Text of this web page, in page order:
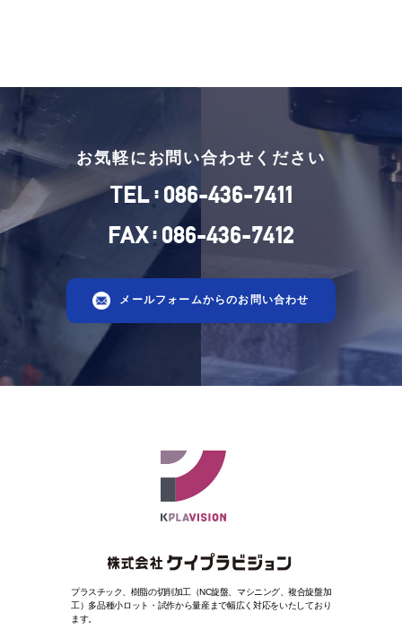
お気軽にお問い合わせください
TEL: 086-436-7411
FAX: 086-436-7412
メールフォームからのお問い合わせ
プラスチック、樹脂の切削加工（NC旋盤、マシニング、複合旋盤加
工） 多品種小ロット・試作から量産まで幅広く対応をいたしており
ます。